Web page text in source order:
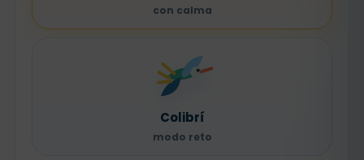
con calma
Colibrí
modo reto